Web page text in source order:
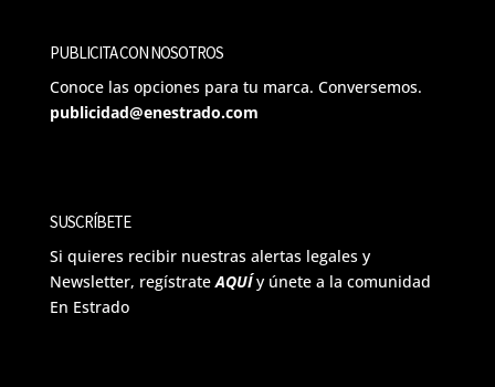
PUBLICITA CON NOSOTROS
Conoce las opciones para tu marca. Conversemos.
publicidad@enestrado.com
SUSCRÍBETE
Si quieres recibir nuestras alertas legales y
Newsletter, regístrateAQUÍ y únete a la comunidad
En Estrado